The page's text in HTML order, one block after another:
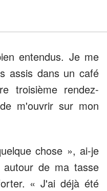
entendus. Je me
assis dans un café
troisième rendez-
m'ouvrir sur mon
chose », ai-je
de ma tasse
« J'ai déjà été